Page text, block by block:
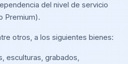
del nivel de servicio
Premium).
otros, a los siguientes bienes:
esculturas, grabados,